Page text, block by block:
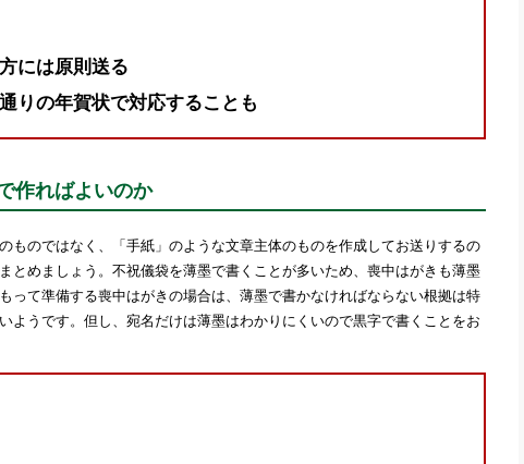
には原則送る
りの年賀状で対応することも
作ればよいのか
のではなく、「手紙」のような文章主体のものを作成してお送りするの
とめましょう。不祝儀袋を薄墨で書くことが多いため、喪中はがきも薄墨
って準備する喪中はがきの場合は、薄墨で書かなければならない根拠は特
ようです。但し、宛名だけは薄墨はわかりにくいので黒字で書くことをお